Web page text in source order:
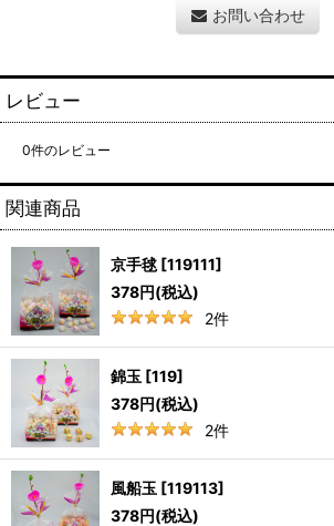
お問い合わせ
レビュー
0件のレビュー
関連商品
京手毬 [119111]
378円(税込)
2件
錦玉 [119]
378円(税込)
2件
風船玉 [119113]
378円(税込)